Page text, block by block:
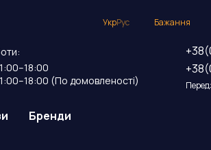
УкрРус Бажання
(По домовленості)
Бренди